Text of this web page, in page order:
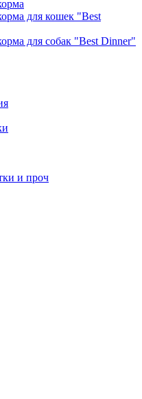
для кошек "Best
для собак "Best Dinner"
и проч